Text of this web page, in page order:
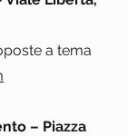
a tema
– Piazza